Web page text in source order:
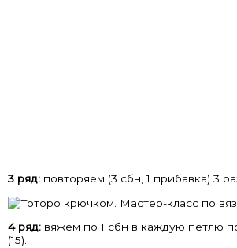
3 ряд: повторяем (3 сбн, 1 прибавка) 3
4 ряд: вяжем по 1 сбн в каждую петлю
(15).